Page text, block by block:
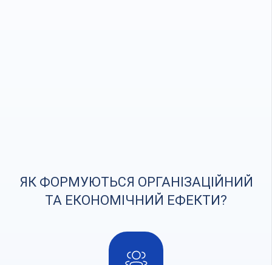
ЯК ФОРМУЮТЬСЯ ОРГАНІЗАЦІЙНИЙ
ТА ЕКОНОМІЧНИЙ ЕФЕКТИ?